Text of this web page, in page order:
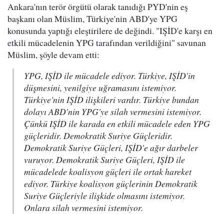
Ankara'nın terör örgütü olarak tanıdığı PYD'nin eş
başkanı olan Müslim, Türkiye'nin ABD'ye YPG
konusunda yaptığı eleştirilere de değindi. "IŞİD'e karşı en
etkili mücadelenin YPG tarafından verildiğini" savunan
Müslim, şöyle devam etti:
YPG, IŞİD ile mücadele ediyor. Türkiye, IŞİD'in
düşmesini, yenilgiye uğramasını istemiyor.
Türkiye'nin IŞİD ilişkileri vardır. Türkiye bundan
dolayı ABD'nin YPG'ye silah vermesini istemiyor.
Çünkü IŞİD ile karada en etkili mücadele eden YPG
güçleridir. Demokratik Suriye Güçleridir.
Demokratik Suriye Güçleri, IŞİD'e ağır darbeler
vuruyor. Demokratik Suriye Güçleri, IŞİD ile
mücadelede koalisyon güçleri ile ortak hareket
ediyor. Türkiye koalisyon güçlerinin Demokratik
Suriye Güçleriyle ilişkide olmasını istemiyor.
Onlara silah vermesini istemiyor.